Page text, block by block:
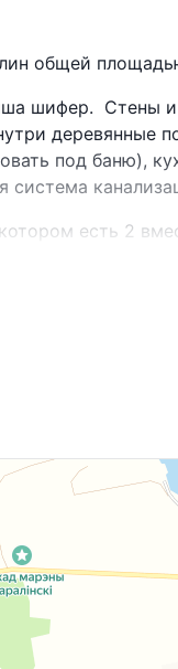
общей
шифер. Стены
деревянные
под баню),
система
есть 2
почта,